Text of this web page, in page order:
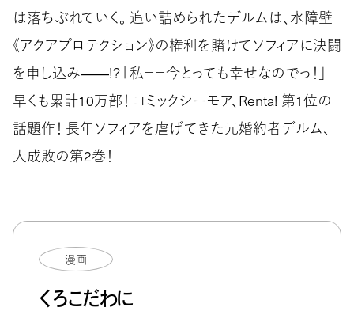
は落ちぶれていく。 追い詰められたデルムは、水障壁
《アクアプロテクション》の権利を賭けてソフィアに決闘
を申し込み――!? 「私－－今とっても幸せなのでっ！」
早くも累計10万部！ コミックシーモア、Renta! 第1位の
話題作！ 長年ソフィアを虐げてきた元婚約者デルム、
大成敗の第2巻！
漫画
くろこだわに